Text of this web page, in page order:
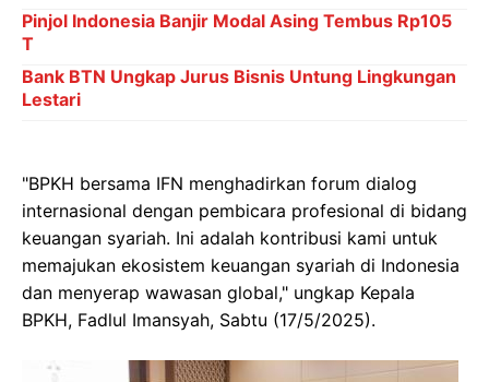
Pinjol Indonesia Banjir Modal Asing Tembus Rp105
T
Bank BTN Ungkap Jurus Bisnis Untung Lingkungan
Lestari
"BPKH bersama IFN menghadirkan forum dialog
internasional dengan pembicara profesional di bidang
keuangan syariah. Ini adalah kontribusi kami untuk
memajukan ekosistem keuangan syariah di Indonesia
dan menyerap wawasan global," ungkap Kepala
BPKH, Fadlul Imansyah, Sabtu (17/5/2025).